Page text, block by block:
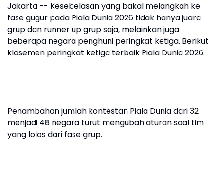
Jakarta -- Kesebelasan yang bakal melangkah ke
fase gugur pada Piala Dunia 2026 tidak hanya juara
grup dan runner up grup saja, melainkan juga
beberapa negara penghuni peringkat ketiga. Berikut
klasemen peringkat ketiga terbaik Piala Dunia 2026.
Penambahan jumlah kontestan Piala Dunia dari 32
menjadi 48 negara turut mengubah aturan soal tim
yang lolos dari fase grup.